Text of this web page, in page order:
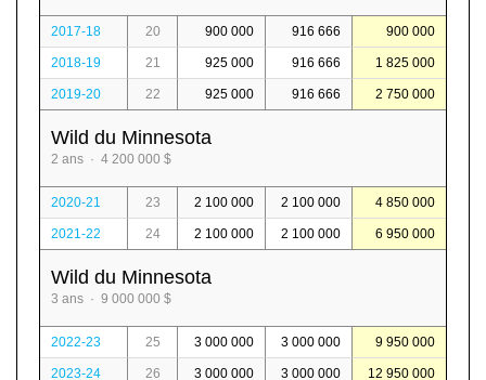
2017-18 20 900 000 916 666 900 000
2018-19 21 925 000 916 666 1 825 000
2019-20 22 925 000 916 666 2 750 000
Wild du Minnesota
2 ans · 4 200 000 $
2020-21 23 2 100 000 2 100 000 4 850 000
2021-22 24 2 100 000 2 100 000 6 950 000
Wild du Minnesota
3 ans · 9 000 000 $
2022-23 25 3 000 000 3 000 000 9 950 000
2023-24 26 3 000 000 3 000 000 12 950 000